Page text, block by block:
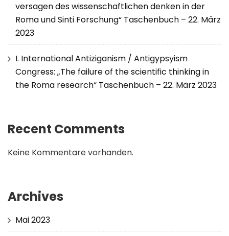
versagen des wissenschaftlichen denken in der
Roma und Sinti Forschung“ Taschenbuch – 22. März
2023
I. International Antiziganism / Antigypsyism
Congress: „The failure of the scientific thinking in
the Roma research“ Taschenbuch – 22. März 2023
Recent Comments
Keine Kommentare vorhanden.
Archives
Mai 2023